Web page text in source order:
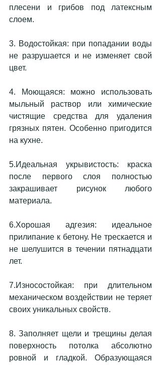
плесени и грибов под латексным
слоем.
3. Водостойкая: при попадании воды
не разрушается и не изменяет свой
цвет.
4. Моющаяся: можно использовать
мыльный раствор или химические
чистящие средства для удаления
грязных пятен. Особенно пригодится
на кухне.
5.Идеальная укрывистость: краска
после первого слоя полностью
закрашивает рисунок любого
материала.
6.Хорошая адгезия: идеальное
прилипание к бетону. Не трескается и
не шелушится в течении пятнадцати
лет.
7.Износостойкая: при длительном
механическом воздействии не теряет
своих уникальных свойств.
8. Заполняет щели и трещины делая
поверхность потолка абсолютно
ровной и гладкой. Образующаяся